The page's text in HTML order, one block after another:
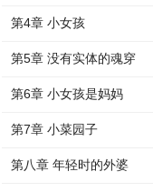
第4章 小女孩
第5章 没有实体的魂穿
第6章 小女孩是妈妈
第7章 小菜园子
第八章 年轻时的外婆